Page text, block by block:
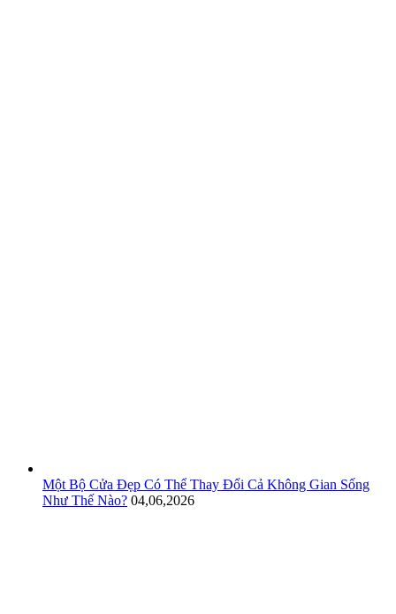
Một Bộ Cửa Đẹp Có Thể Thay Đổi Cả Không Gian Sống
Như Thế Nào? 04,06,2026